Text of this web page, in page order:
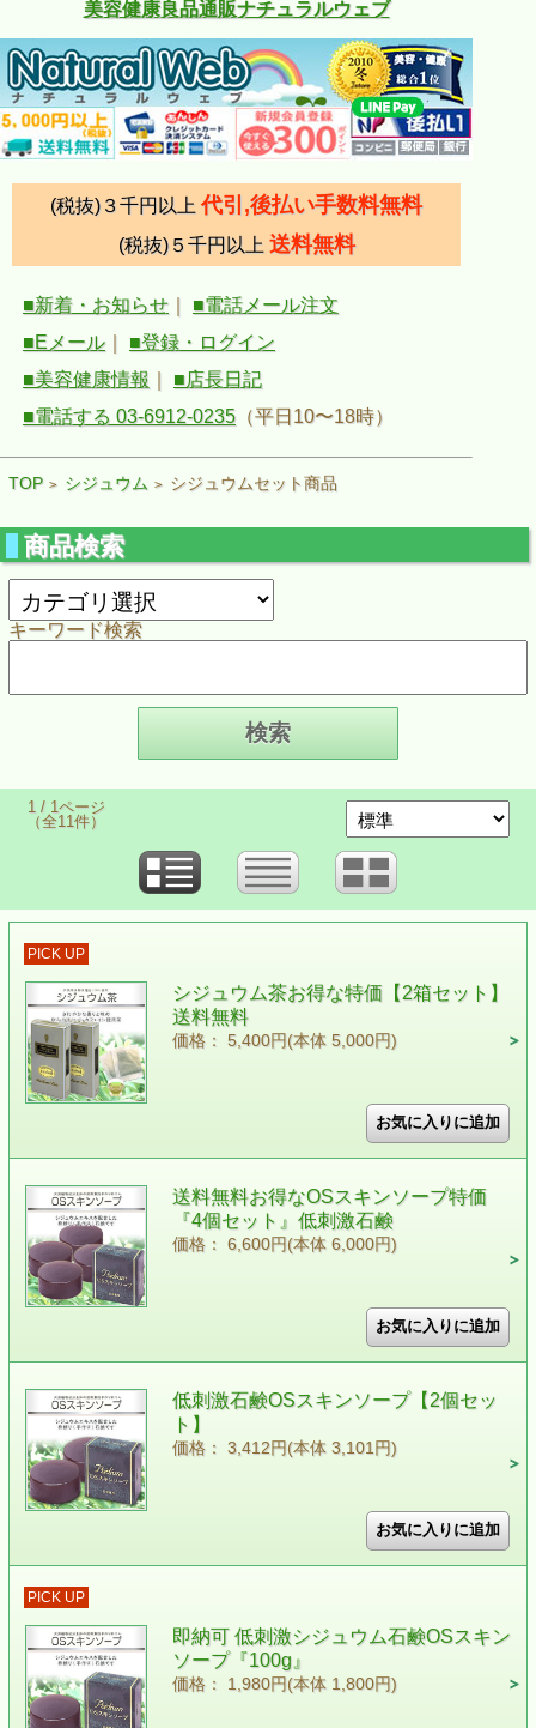
美容健康良品通販ナチュラルウェブ
(税抜)３千円以上 代引,後払い手数料無料
(税抜)５千円以上 送料無料
■新着・お知らせ
■電話メール注文
■Eメール
■登録・ログイン
■美容健康情報
■店長日記
■電話する 03-6912-0235 （平日10〜18時）
TOP > シジュウム > シジュウムセット商品
商品検索
キーワード検索
1 / 1ページ
（全11件）
PICK UP
シジュウム茶お得な特価【2箱セット】
送料無料
価格： 5,400円(本体 5,000円)
送料無料お得なOSスキンソープ特価
『4個セット』低刺激石鹸
価格： 6,600円(本体 6,000円)
低刺激石鹸OSスキンソープ【2個セッ
ト】
価格： 3,412円(本体 3,101円)
PICK UP
即納可 低刺激シジュウム石鹸OSスキン
ソープ『100g』
価格： 1,980円(本体 1,800円)